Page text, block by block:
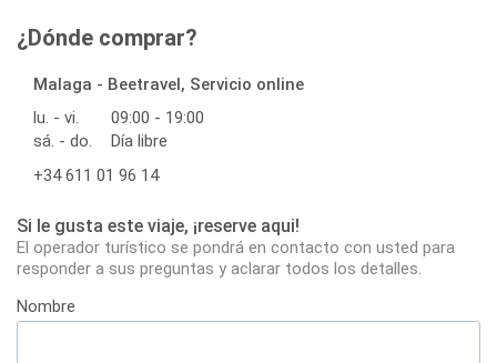
¿Dónde comprar?
Malaga - Beetravel, Servicio online
lu. - vi.
09:00 - 19:00
sá. - do.
Día libre
+34 611 01 96 14
Si le gusta este viaje, ¡reserve aqui!
El operador turístico se pondrá en contacto con usted para
responder a sus preguntas y aclarar todos los detalles.
Nombre